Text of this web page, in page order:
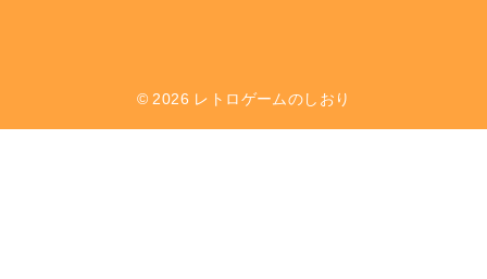
© 2026 レトロゲームのしおり